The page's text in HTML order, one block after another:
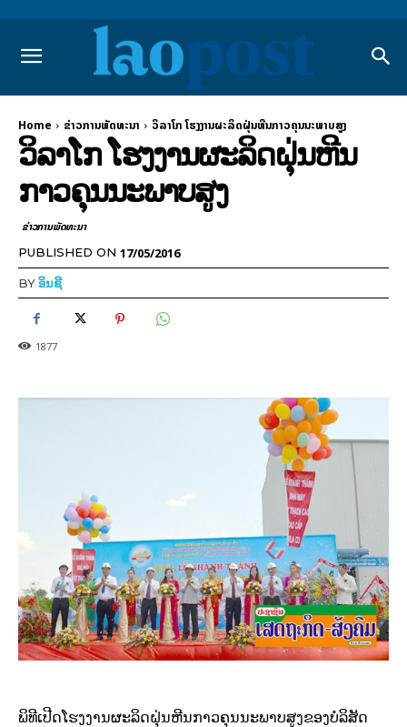
Home ຂ່າວການພັດທະນາ ວິ­ລາ​ໂກ ໂຮງ­ງານ​ຜະ­ລິດ​ຝຸ່ນ​ຫີນ​ກາວ​ຄຸນ​ນະ​ພາບ​ສູງ
ວິ­ລາ​ໂກ ໂຮງ­ງານ​ຜະ­ລິດ​ຝຸ່ນ​ຫີນ​
ກາວ​ຄຸນ​ນະ​ພາບ​ສູງ
ຂ່າວການພັດທະນາ
PUBLISHED ON 17/05/2016
BYອິນຊີ
1877
ພິ­ທີເປີດໂຮງ­ງານຜະ­ລິດຝຸ່ນຫີນກາວຄຸນນະພາບສູງຂອງບໍ­ລິ­ສັດ